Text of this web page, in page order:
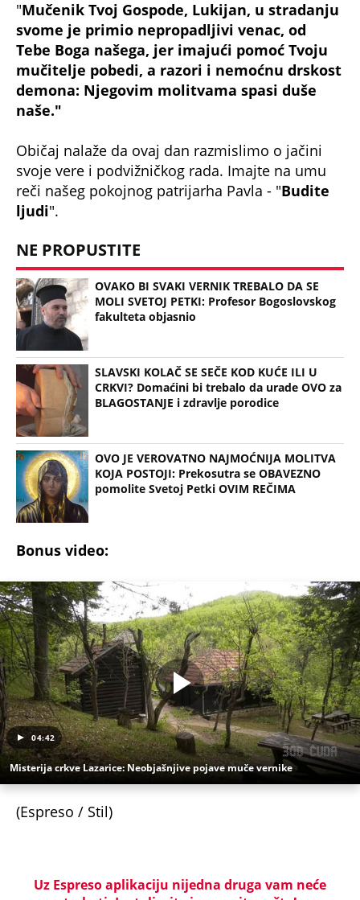
"Mučenik Tvoj Gospode, Lukijan, u stradanju
svome je primio nepropadljivi venac, od
Tebe Boga našega, jer imajući pomoć Tvoju
mučitelje pobedi, a razori i nemoćnu drskost
demona: Njegovim molitvama spasi duše
naše."
Običaj nalaže da ovaj dan razmislimo o jačini
svoje vere i podvižničkog rada. Imajte na umu
reči našeg pokojnog patrijarha Pavla - "Budite
ljudi".
NE PROPUSTITE
OVAKO BI SVAKI VERNIK TREBALO DA SE
MOLI SVETOJ PETKI: Profesor Bogoslovskog
fakulteta objasnio
SLAVSKI KOLAČ SE SEČE KOD KUĆE ILI U
CRKVI? Domaćini bi trebalo da urade OVO za
BLAGOSTANJE i zdravlje porodice
OVO JE VEROVATNO NAJMOĆNIJA MOLITVA
KOJA POSTOJI: Prekosutra se OBAVEZNO
pomolite Svetoj Petki OVIM REČIMA
Bonus video:
04:42
Misterija crkve Lazarice: Neobjašnjive pojave muče vernike
(Espreso / Stil)
Uz Espreso aplikaciju nijedna druga vam neće